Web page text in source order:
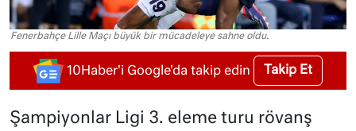
Fenerbahçe Lille Maçı büyük bir mücadeleye sahne oldu.
10Haber'i Google'da takip edin Takip Et
Şampiyonlar Ligi 3. eleme turu rövanş